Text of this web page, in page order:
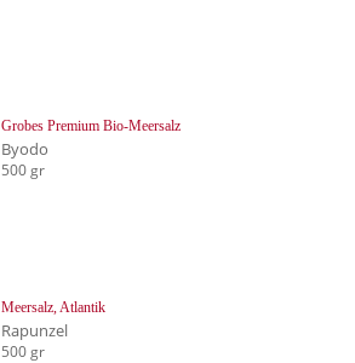
Grobes Premium Bio-Meersalz
Byodo
500 gr
Meersalz, Atlantik
Rapunzel
500 gr